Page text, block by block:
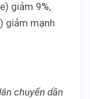
giảm 9%,
giảm mạnh
chuyển dần